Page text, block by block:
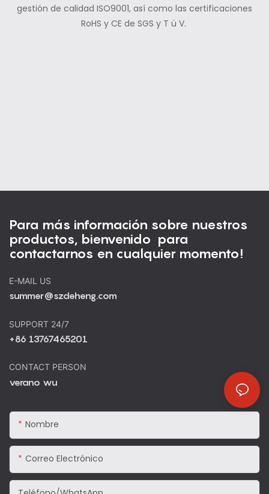
gestión de calidad ISO9001, así como las certificaciones
RoHS y CE de SGS y T ü V.
Para más información sobre nuestros
productos, bienvenido para
contactarnos en cualquier momento!
E-MAIL US
summer@szdeheng.com
SUPPORT 24/7
+86 13767465201
CONTACT PERSON
verano wu
Nombre
Correo Electrónico